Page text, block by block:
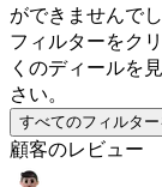
ができませんでし
フィルターをク
くのディールを
さい。
すべてのフィルタ
顧客のレビュー